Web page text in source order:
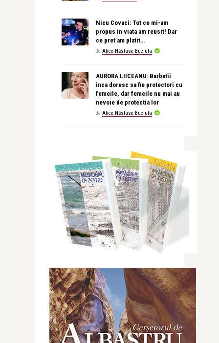
Nicu Covaci: Tot ce mi-am
propus in viata am reusit! Dar
ce pret am platit…
de Alice Năstase Buciuta
AURORA LIICEANU: Barbatii
inca doresc sa fie protectori cu
femeile, dar femeile nu mai au
nevoie de protectia lor
de Alice Năstase Buciuta